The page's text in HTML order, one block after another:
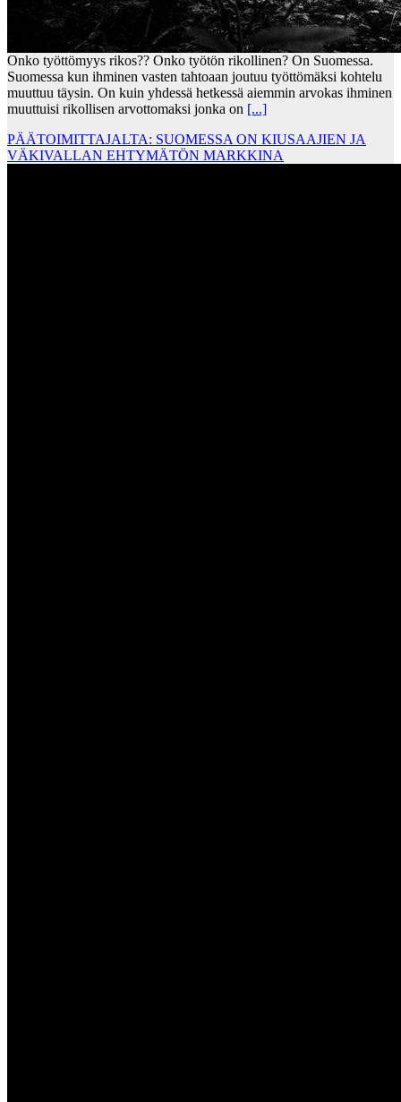
Onko työttömyys rikos?? Onko työtön rikollinen? On Suomessa.
Suomessa kun ihminen vasten tahtoaan joutuu työttömäksi kohtelu
muuttuu täysin. On kuin yhdessä hetkessä aiemmin arvokas ihminen
muuttuisi rikollisen arvottomaksi jonka on [...]
PÄÄTOIMITTAJALTA: SUOMESSA ON KIUSAAJIEN JA
VÄKIVALLAN EHTYMÄTÖN MARKKINA